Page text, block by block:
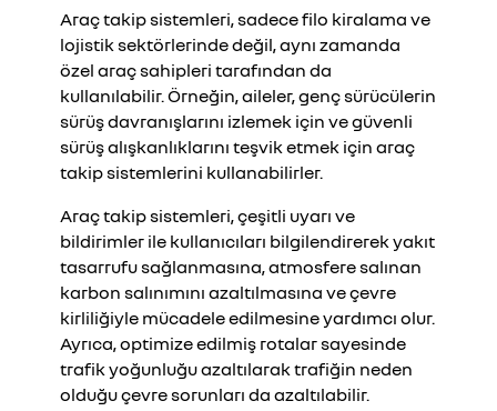
Araç takip sistemleri, sadece filo kiralama ve
lojistik sektörlerinde değil, aynı zamanda
özel araç sahipleri tarafından da
kullanılabilir. Örneğin, aileler, genç sürücülerin
sürüş davranışlarını izlemek için ve güvenli
sürüş alışkanlıklarını teşvik etmek için araç
takip sistemlerini kullanabilirler.
Araç takip sistemleri, çeşitli uyarı ve
bildirimler ile kullanıcıları bilgilendirerek yakıt
tasarrufu sağlanmasına, atmosfere salınan
karbon salınımını azaltılmasına ve çevre
kirliliğiyle mücadele edilmesine yardımcı olur.
Ayrıca, optimize edilmiş rotalar sayesinde
trafik yoğunluğu azaltılarak trafiğin neden
olduğu çevre sorunları da azaltılabilir.